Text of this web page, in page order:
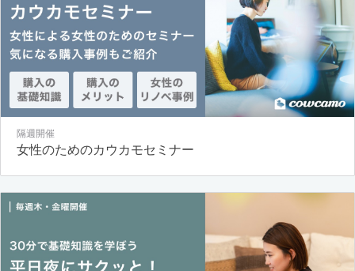
隔週開催
女性のためのカウカモセミナー